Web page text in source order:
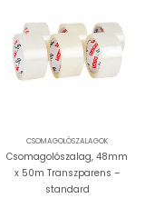
CSOMAGOLÓSZALAGOK
Csomagolószalag, 48mm
x 50m Transzparens –
standard